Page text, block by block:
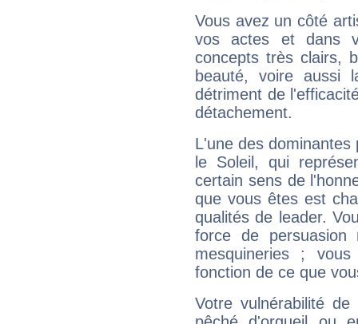
Vous avez un côté
vos actes et dans
concepts très clairs,
beauté, voire aussi
détriment de
détachement.
L'une des
le Soleil, qui
certain sens de
que vous êtes est
qualités de leader.
force de
mesquineries ;
fonction de ce que
Votre vulnérabilité